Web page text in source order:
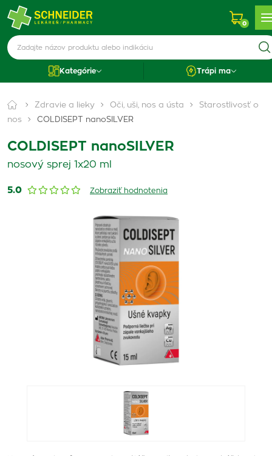
0
Kategórie Trápi ma
Zdravie a lieky Oči, uši, nos a ústa
Starostlivosť o
nos
COLDISEPT nanoSILVER
COLDISEPT nanoSILVER
nosový sprej 1x20 ml
5.0 Zobraziť hodnotenia